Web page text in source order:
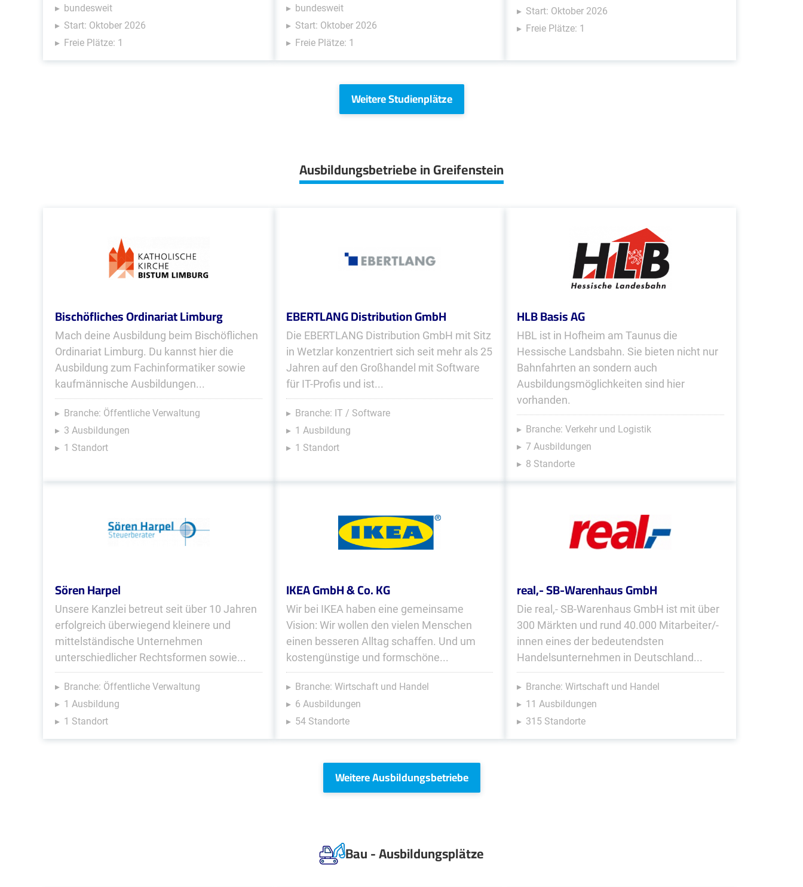
bundesweit
Start: Oktober 2026
Freie Plätze: 1
bundesweit
Start: Oktober 2026
Freie Plätze: 1
Start: Oktober 2026
Freie Plätze: 1
Weitere Studienplätze
Ausbildungsbetriebe in Greifenstein
Bischöfliches Ordinariat Limburg
Mach deine Ausbildung beim Bischöflichen
Ordinariat Limburg. Du kannst hier die
Ausbildung zum Fachinformatiker sowie
kaufmännische Ausbildungen...
Branche: Öffentliche Verwaltung
3 Ausbildungen
1 Standort
EBERTLANG Distribution GmbH
Die EBERTLANG Distribution GmbH mit Sitz
in Wetzlar konzentriert sich seit mehr als 25
Jahren auf den Großhandel mit Software
für IT-Profis und ist...
Branche: IT / Software
1 Ausbildung
1 Standort
HLB Basis AG
HBL ist in Hofheim am Taunus die
Hessische Landsbahn. Sie bieten nicht nur
Bahnfahrten an sondern auch
Ausbildungsmöglichkeiten sind hier
vorhanden.
Branche: Verkehr und Logistik
7 Ausbildungen
8 Standorte
Sören Harpel
Unsere Kanzlei betreut seit über 10 Jahren
erfolgreich überwiegend kleinere und
mittel­ständische Unternehmen
unterschiedlicher Rechtsformen sowie...
Branche: Öffentliche Verwaltung
1 Ausbildung
1 Standort
IKEA GmbH & Co. KG
Wir bei IKEA haben eine gemeinsame
Vision: Wir wollen den vielen Menschen
einen besseren Alltag schaffen. Und um
kostengünstige und formschöne...
Branche: Wirtschaft und Handel
6 Ausbildungen
54 Standorte
real,- SB-Warenhaus GmbH
Die real,- SB-Warenhaus GmbH ist mit über
300 Märkten und rund 40.000 Mitarbeiter/-
innen eines der bedeutendsten
Handelsunternehmen in Deutschland...
Branche: Wirtschaft und Handel
11 Ausbildungen
315 Standorte
Weitere Ausbildungsbetriebe
Bau - Ausbildungsplätze